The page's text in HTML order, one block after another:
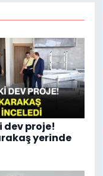
dev proje!
yerinde